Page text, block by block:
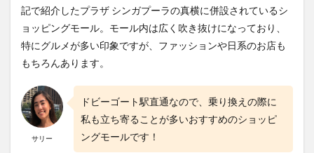
記で紹介したプラザ シンガプーラの真横に併設されているシ
ョッピングモール。モール内は広く吹き抜けになっており、
特にグルメが多い印象ですが、ファッションや日系のお店も
もちろんあります。
サリー
ドビーゴート駅直通なので、乗り換えの際に
私も立ち寄ることが多いおすすめのショッピ
ングモールです！